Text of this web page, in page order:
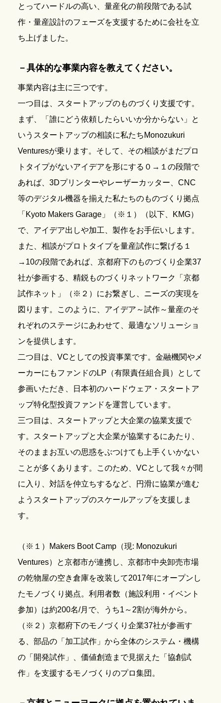
とってハードルの高い、量産化の前段階である試
作・量産設計のフェーズを支援するために会社を立
ち上げました。
－具体的な事業内容を教えてください。
事業内容は主に三つです。
一つ目は、スタートアップのものづくり支援です。
まず、「誰にどう依頼したらいいか分からない」と
いうスタートアップの相談に私たちMonozukuri
Venturesが乗ります。そして、その相談がまだプロ
トタイプがないアイデアを形にする０→１の段階で
あれば、3Dプリンターやレーザーカッター、CNC
等のデジタル機器を揃えた私たちのものづくり拠点
「Kyoto Makers Garage」（※１）（以下、KMG）
で、アイデア出しや加工、製作をお手伝いします。
また、相談がプロトタイプを量産試作に繋げる１
→10の段階であれば、京都府下のものづくり企業37
社が参画する、精鋭ものづくりネットワーク「京都
試作ネット」（※２）にお繋ぎし、ニーズの実現を
図ります。このように、アイデア～試作～量産のそ
れぞれのステージにあわせて、最適なソリューショ
ンを提供します。
二つ目は、VCとしての投資事業です。金融機関やメ
ーカーにもファンドのLP（有限責任組合員）として
参画いただき、日本初のハードウェア・スタートア
ップ特化型投資ファンドを運営しています。
三つ目は、スタートアップと大企業の協業支援で
す。スタートアップと大企業が協業するにあたり、
そのままお互いの思惑をぶつけても上手くいかない
ことが多くあります。このため、VCとして我々が間
に入り、対話を仲立ちするなど、円滑に協業が進む
ようスタートアップのスケールアップを支援しま
す。
（※１）Makers Boot Camp（現: Monozukuri
Ventures）と京都市が連携し、京都市中央卸売市場
の乾物屋の空き倉庫を改装して2017年にオープンし
たモノづくり拠点。利用者数（施設利用・イベント
参加）は約200名/月で、うち1～2割が海外から。
（※２）京都府下のモノづくり企業37社が参画す
る、部品の「加工試作」から全体のシステム・機構
の「開発試作」、価値創造まで見据えた「協創試
作」を支援するモノづくりのプロ集団。